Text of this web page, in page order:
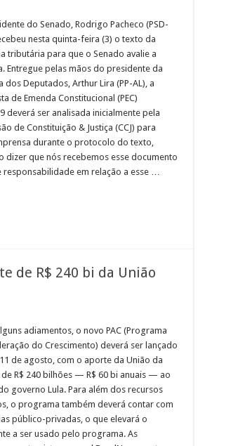
do Senado, Rodrigo Pacheco (PSD-
nesta quinta-feira (3) o texto da
tributária para que o Senado avalie a
Entregue pelas mãos do presidente da
dos Deputados, Arthur Lira (PP-AL), a
de Emenda Constitucional (PEC)
deverá ser analisada inicialmente pela
de Constituição & Justiça (CCJ) para
durante o protocolo do texto,
dizer que nós recebemos esse documento
responsabilidade em relação a esse …
de R$ 240 bi da União
adiamentos, o novo PAC (Programa
do Crescimento) deverá ser lançado
de agosto, com o aporte da União da
R$ 240 bilhões — R$ 60 bi anuais — ao
governo Lula. Para além dos recursos
o programa também deverá contar com
público-privadas, o que elevará o
a ser usado pelo programa. As